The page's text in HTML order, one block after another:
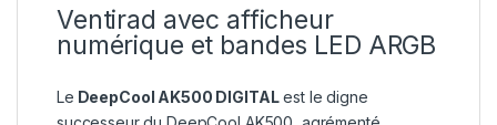
Ventirad avec afficheur
numérique et bandes LED ARGB
Le DeepCool AK500 DIGITALest le digne